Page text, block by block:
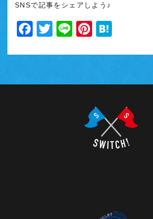
SNSで記事をシェアしよう♪
Facebook
Twitter
LinePinterest